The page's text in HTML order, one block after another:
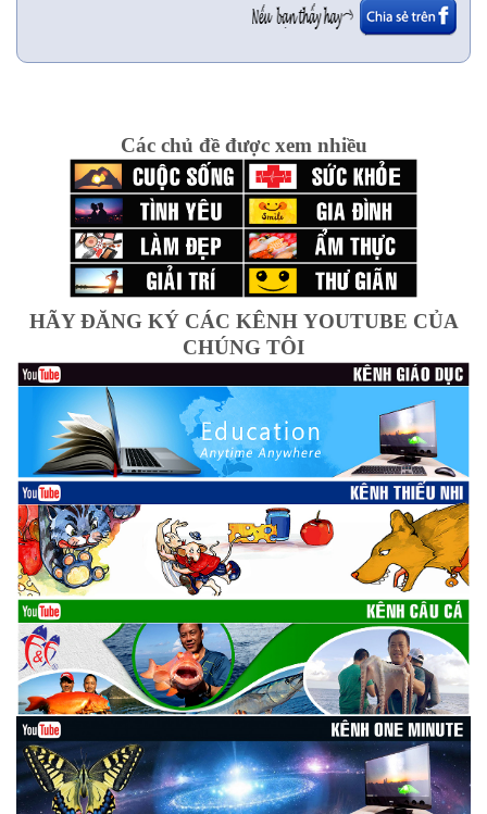
Các chủ đề được xem nhiều
HÃY ĐĂNG KÝ CÁC KÊNH YOUTUBE CỦA
CHÚNG TÔI